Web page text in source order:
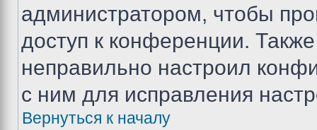
администратором, чтобы
доступ к конференции.
неправильно настроил
с ним для исправления
Вернуться к началу